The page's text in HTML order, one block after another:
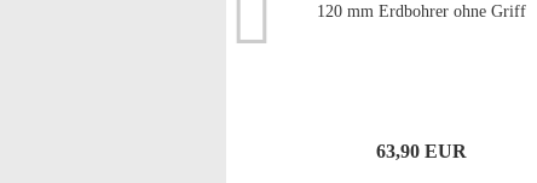
120 mm Erdbohrer ohne Griff
63,90 EUR